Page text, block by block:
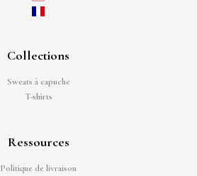
Collections
Sweats à capuche
T-shirts
Ressources
Politique de livraison